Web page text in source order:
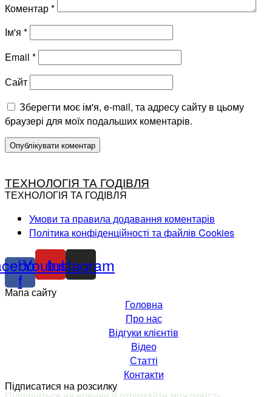
Коментар*
Ім'я *
Email *
Сайт
Зберегти моє ім'я, e-mail, та адресу сайту в цьому
браузері для моїх подальших коментарів.
ТЕХНОЛОГІЯ ТА ГОДІВЛЯ
ТЕХНОЛОГІЯ ТА ГОДІВЛЯ
Умови та правила додавання коментарів
Політика конфіденційності та файлів Cookies
f
Youtube
Instagram
Мапа сайту
Головна
Про нас
Відгуки клієнтів
Відео
Статті
Контакти
Підписатися на розсилку